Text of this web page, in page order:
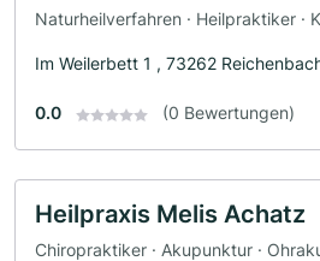
Naturheilverfahren · Heilpraktiker ·
Im Weilerbett 1 , 73262
0.0 (0 Bewertungen)
Heilpraxis Melis Achatz
Chiropraktiker · Akupunktur ·